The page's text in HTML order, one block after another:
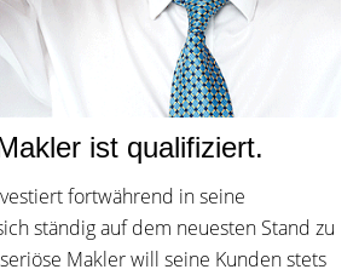
ist qualifiziert.
fortwährend in seine
ständig auf dem neuesten Stand zu
Makler will seine Kunden stets